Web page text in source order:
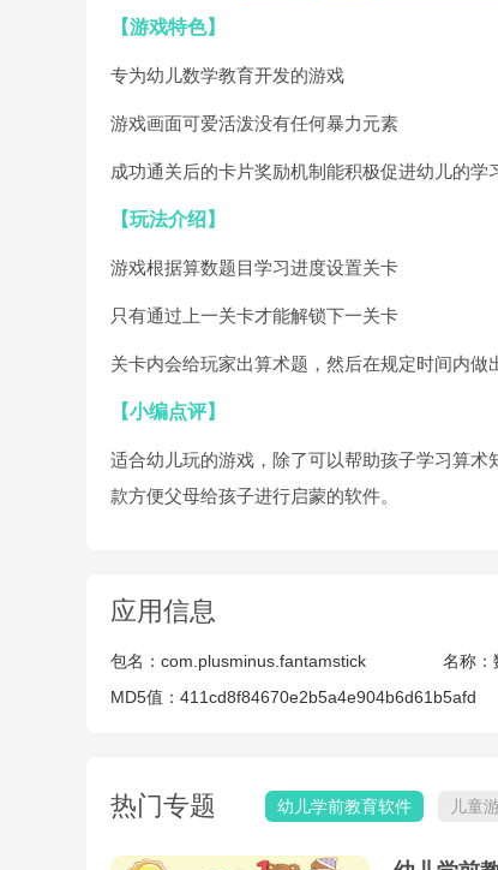
【游戏特色】
专为幼儿数学教育开发的游戏
游戏画面可爱活泼没有任何暴力元素
成功通关后的卡片奖励机制能积极促进幼儿的学
【玩法介绍】
游戏根据算数题目学习进度设置关卡
只有通过上一关卡才能解锁下一关卡
关卡内会给玩家出算术题，然后在规定时间内做
【小编点评】
适合幼儿玩的游戏，除了可以帮助孩子学习算
款方便父母给孩子进行启蒙的软件。
应用信息
包名： com.plusminus.fantamstick 名称：
MD5值： 411cd8f84670e2b5a4e904b6d61b5afd
热门专题 幼儿学前教育软件 儿童